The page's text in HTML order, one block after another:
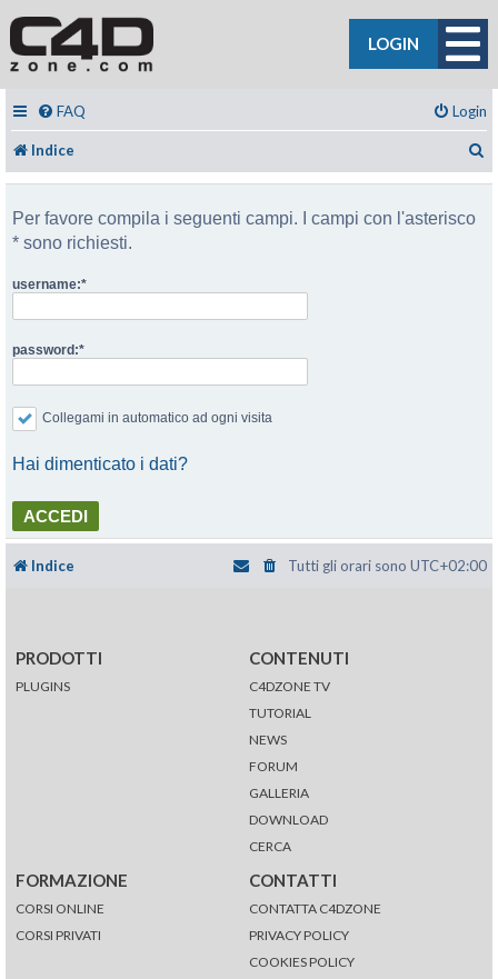
LOGIN
FAQ Login
Indice
Per favore compila i seguenti campi. I campi con l'asterisco
* sono richiesti.
username:
password:
Collegami in automatico ad ogni visita
Hai dimenticato i dati?
Indice Tutti gli orari sono UTC+02:00
PRODOTTI
PLUGINS
CONTENUTI
C4DZONE TV
TUTORIAL
NEWS
FORUM
GALLERIA
DOWNLOAD
CERCA
FORMAZIONE
CORSI ONLINE
CORSI PRIVATI
CONTATTI
CONTATTA C4DZONE
PRIVACY POLICY
COOKIES POLICY